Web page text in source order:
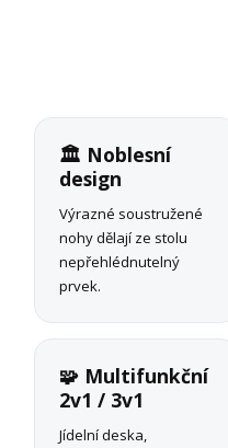
🏛️ Noblesní
design
Výrazné soustružené
nohy dělají ze stolu
nepřehlédnutelný
prvek.
🧩 Multifunkční
2v1 / 3v1
Jídelní deska,